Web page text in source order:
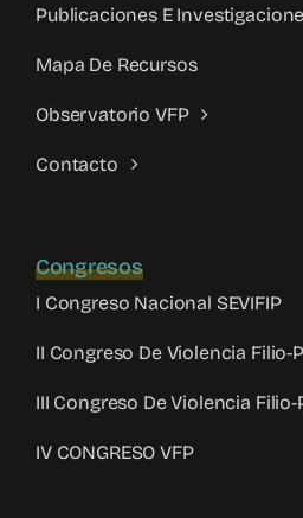
Publicaciones E
Mapa De Recursos
Observatorio VFP
Contacto
Congresos
I Congreso Nacional SEVIFIP
II Congreso De Violencia Filio-
III Congreso De Violencia
IV CONGRESO VFP